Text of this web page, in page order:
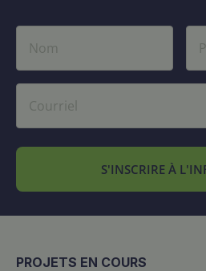
S'INSCRIRE À
PROJETS EN COURS